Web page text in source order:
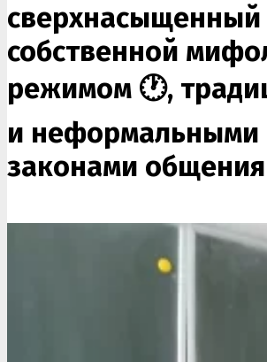
сверхнасыщенный
собственной
режимом 🕐,
и неформальными
законами